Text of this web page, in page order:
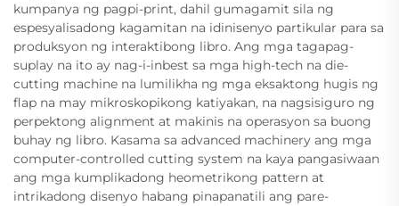
kumpanya ng pagpi-print, dahil gumagamit sila ng
espesyalisadong kagamitan na idinisenyo partikular para sa
produksyon ng interaktibong libro. Ang mga tagapag-
suplay na ito ay nag-i-inbest sa mga high-tech na die-
cutting machine na lumilikha ng mga eksaktong hugis ng
flap na may mikroskopikong katiyakan, na nagsisiguro ng
perpektong alignment at makinis na operasyon sa buong
buhay ng libro. Kasama sa advanced machinery ang mga
computer-controlled cutting system na kaya pangasiwaan
ang mga kumplikadong heometrikong pattern at
intrikadong disenyo habang pinapanatili ang pare-